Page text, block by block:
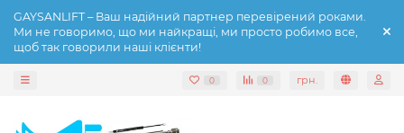
GAYSANLIFT – Ваш надійний партнер перевірений роками.
Ми не говоримо, що ми найкращі, ми просто робимо все,
щоб так говорили наші клієнти!
0 0 грн.